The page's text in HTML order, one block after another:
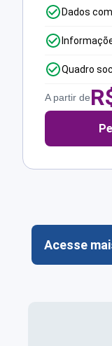
Dados
Quadro
A partir de
Acesse